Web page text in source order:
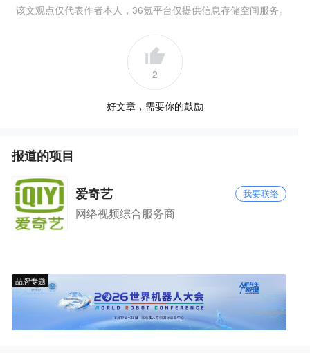
该文观点仅代表作者本人，36氪平台仅提供信息存储空间服务。
2
好文章，需要你的鼓励
报道的项目
爱奇艺 我要联络
网络视频综合服务商
品牌专题